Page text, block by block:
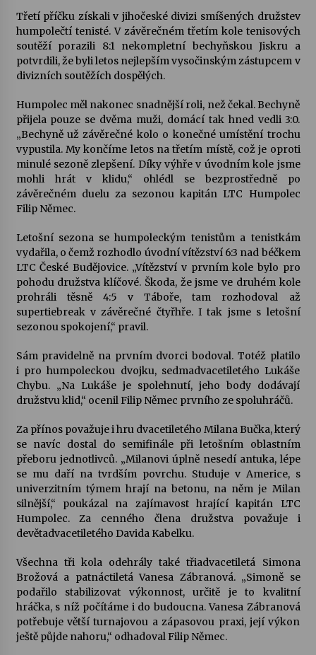
šedesátka: 28. 7.–1. 8. 2026
28. 7. 2026
Letní koncerty ve Stromovce: Kolchoz a
Jenakaši
Votavžatský ploty
23. 7. 2026
Letní koncerty ve Stromovce: Rufus Miller
17. 7. 2026
Ozvěny prázdnin
Za kulturou kousek za Humpolec. V Želivě ožije
odkaz Josefa Čapka
Varhanní recitál Michala Novenka v Klášteře
Želiv
3. 7. 2026
Petr Adamec – Malovaný svět
30. 6. 2026
Třetí příčku získali v jihočeské divizi smíšených družstev
humpolečtí tenisté. V závěrečném třetím kole tenisových
soutěží porazili 8:1 nekompletní bechyňskou Jiskru a
potvrdili, že byli letos nejlepším vysočinským zástupcem v
divizních soutěžích dospělých.
Humpolec měl nakonec snadnější roli, než čekal. Bechyně
přijela pouze se dvěma muži, domácí tak hned vedli 3:0.
„Bechyně už závěrečné kolo o konečné umístění trochu
vypustila. My končíme letos na třetím místě, což je oproti
minulé sezoně zlepšení. Díky výhře v úvodním kole jsme
mohli hrát v klidu,“ ohlédl se bezprostředně po
závěrečném duelu za sezonou kapitán LTC Humpolec
Filip Němec.
Letošní sezona se humpoleckým tenistům a tenistkám
vydařila, o čemž rozhodlo úvodní vítězství 6:3 nad béčkem
LTC České Budějovice. „Vítězství v prvním kole bylo pro
pohodu družstva klíčové. Škoda, že jsme ve druhém kole
prohráli těsně 4:5 v Táboře, tam rozhodoval až
supertiebreak v závěrečné čtyřhře. I tak jsme s letošní
sezonou spokojení,“ pravil.
Sám pravidelně na prvním dvorci bodoval. Totéž platilo
i pro humpoleckou dvojku, sedmadvacetiletého Lukáše
Chybu. „Na Lukáše je spolehnutí, jeho body dodávají
družstvu klid,“ ocenil Filip Němec prvního ze spoluhráčů.
Za přínos považuje i hru dvacetiletého Milana Bučka, který
se navíc dostal do semifinále při letošním oblastním
přeboru jednotlivců. „Milanovi úplně nesedí antuka, lépe
se mu daří na tvrdším povrchu. Studuje v Americe, s
univerzitním týmem hrají na betonu, na něm je Milan
silnější,“ poukázal na zajímavost hrající kapitán LTC
Humpolec. Za cenného člena družstva považuje i
devětadvacetiletého Davida Kabelku.
Všechna tři kola odehrály také třiadvacetiletá Simona
Brožová a patnáctiletá Vanesa Zábranová. „Simoně se
podařilo stabilizovat výkonnost, určitě je to kvalitní
hráčka, s níž počítáme i do budoucna. Vanesa Zábranová
potřebuje větší turnajovou a zápasovou praxi, její výkon
ještě půjde nahoru,“ odhadoval Filip Němec.